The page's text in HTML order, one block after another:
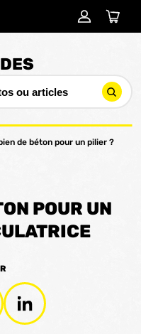
de béton pour un pilier ?
POUR UN